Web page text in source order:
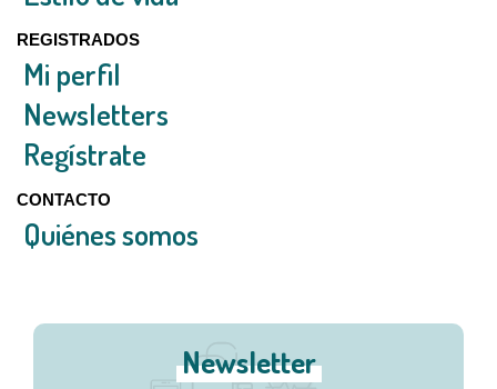
REGISTRADOS
Mi perfil
Newsletters
Regístrate
CONTACTO
Quiénes somos
Newsletter